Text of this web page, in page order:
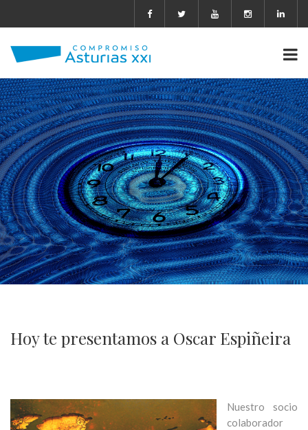
Hoy te presentamos a Oscar Espiñeira
Nuestro socio
colaborador